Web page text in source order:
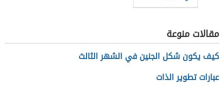
مقالات منوعة
كيف يكون شكل الجنين في الشهر الثالث
عبارات تطوير الذات